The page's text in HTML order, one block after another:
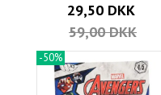
29,50 DKK
59,00 DKK
-50%